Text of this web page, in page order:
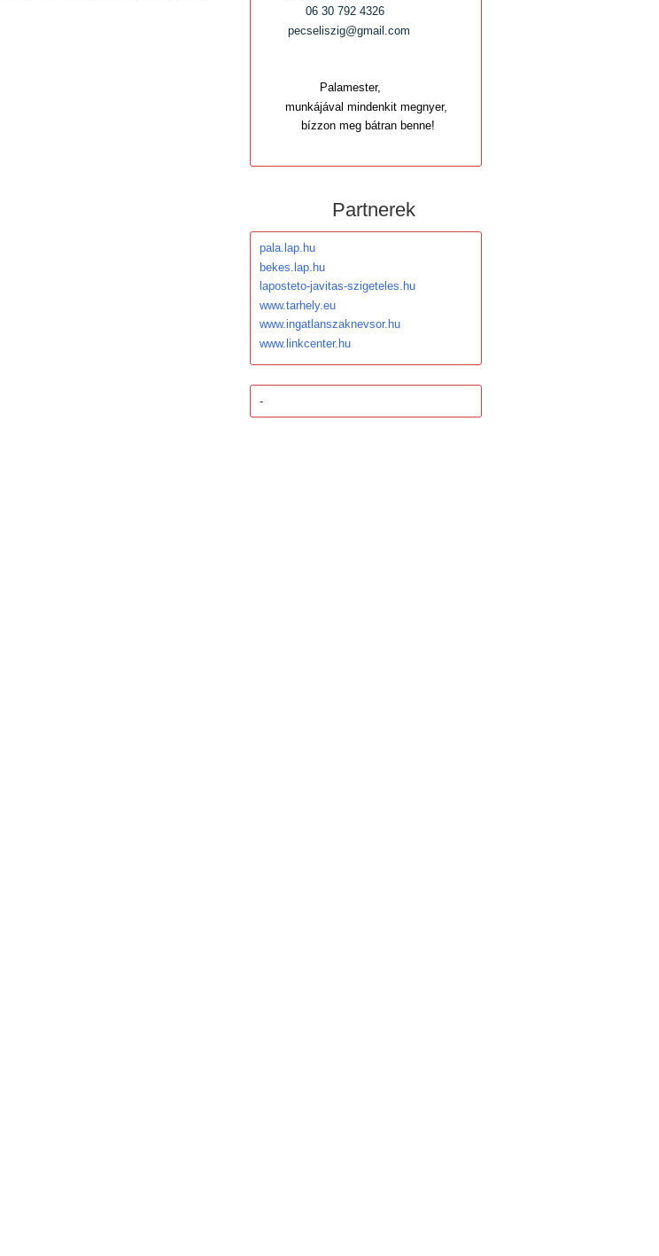
06 30 792 4326
pecseliszig@gmail.com
Palamester,
munkájával mindenkit megnyer,
bízzon meg bátran benne!
Partnerek
pala.lap.hu
bekes.lap.hu
laposteto-javitas-szigeteles.hu
www.tarhely.eu
www.ingatlanszaknevsor.hu
www.linkcenter.hu
-